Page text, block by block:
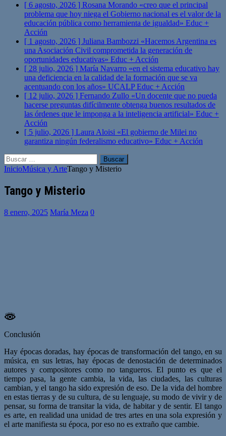
[ 6 agosto, 2026 ] Rosana Morando «creo que el principal
problema que hoy niega el Gobierno nacional es el valor de la
educación pública como herramienta de igualdad» Educ +
Acción
[ 1 agosto, 2026 ] Juliana Bambozzi «Hacemos Argentina es
una Asociación Civil comprometida la generación de
oportunidades educativas» Educ + Acción
[ 28 julio, 2026 ] María Navarro «en el sistema educativo hay
una deficiencia en la calidad de la formación que se va
acentuando con los años» UCALPEduc + Acción
[ 12 julio, 2026 ] Fernando Zullo «Un docente que no pueda
hacerse preguntas difícilmente obtenga buenos resultados de
las órdenes que le imponga a la inteligencia artificial» Educ +
Acción
[ 5 julio, 2026 ] Laura Aloisi «El gobierno de Milei no
garantiza ningún federalismo educativo» Educ + Acción
Buscar:
InicioMúsica y ArteTango y Misterio
Tango y Misterio
8 enero, 2025 María Meza 0
Conclusión
Hay épocas doradas, hay épocas de transformación del tango, en su
música, en sus letras, hay épocas de denostación de determinados
autores y compositores como no tangueros. El punto es que el
tiempo pasa, la gente cambia, la vida, las ciudades, las culturas
cambian, y el tango ha sido expresión de eso. De la vida del hombre
en estas tierras y de su cultura, de su lenguaje, su modo de vivir y de
pensar, su forma de transitar la vida, de habitar y de sentir. El tango
es arte, en realidad una unidad de tres artes en una sola expresión y
el arte manifiesta su época, por eso no es extraño que cambie.